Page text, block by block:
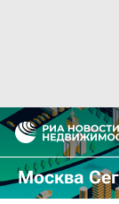
Москва